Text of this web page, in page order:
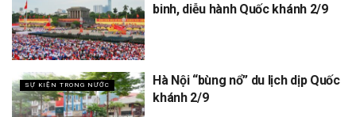
binh, diễu hành Quốc khánh 2/9
SỰ KIỆN TRONG NƯỚC
Hà Nội “bùng nổ” du lịch dịp Quốc
khánh 2/9